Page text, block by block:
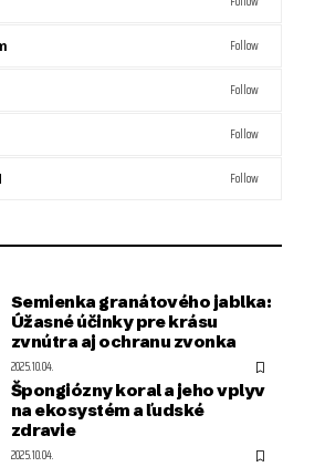
Follow
Follow
Follow
Follow
Semienka granátového jablka:
Úžasné účinky pre krásu
zvnútra aj ochranu zvonka
2025.10.04.
Špongiózny koral a jeho vplyv
na ekosystém a ľudské
zdravie
2025.10.04.